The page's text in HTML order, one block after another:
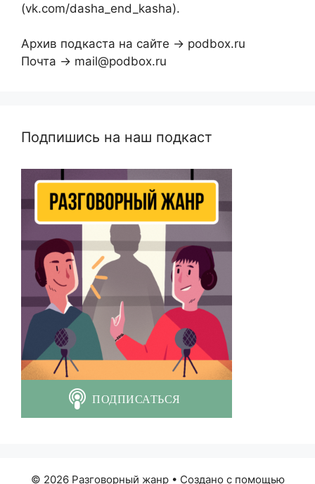
(vk.com/dasha_end_kasha).
Архив подкаста на сайте → podbox.ru
Почта → mail@podbox.ru
Подпишись на наш подкаст
© 2026 Разговорный жанр• Создано с помощью